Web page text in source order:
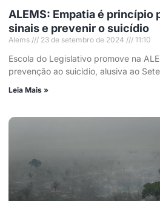
ALEMS: Empatia é princípio
sinais e prevenir o suicídio
Alems 23 de setembro de 2024 11:10
Escola do Legislativo promove na
prevenção ao suicídio, alusiva ao
Leia Mais »